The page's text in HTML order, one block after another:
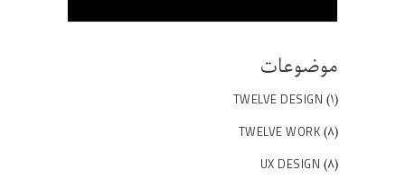
موضوعات
TWELVE DESIGN (۱)
TWELVE WORK (۸)
UX DESIGN (۸)